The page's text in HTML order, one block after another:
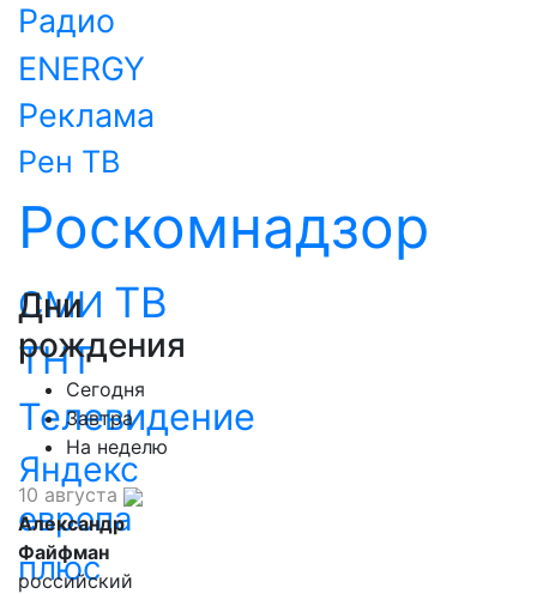
Радио
ENERGY
Реклама
Рен ТВ
Роскомнадзор
СМИ ТВ
ТНТ
Телевидение
Яндекс
европа
плюс
Дни
рождения
Сегодня
Завтра
На неделю
10 августа
Александр
Файфман
российский